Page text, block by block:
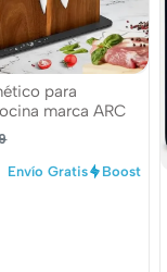
para
marca ARC
Envío Gratis Boost